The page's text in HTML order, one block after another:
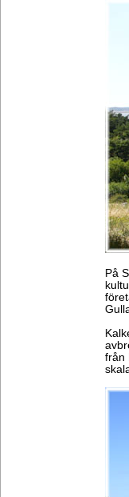
På
från